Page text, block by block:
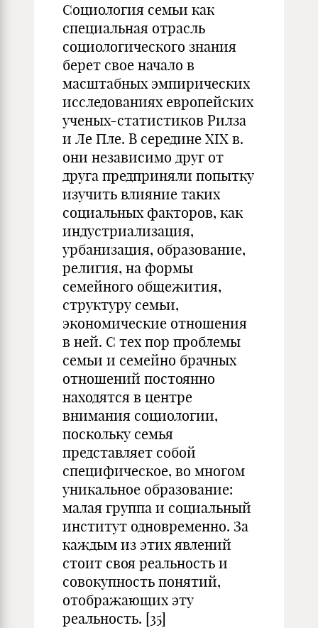
Социология семьи как
специальная отрасль
социологического знания
берет свое начало в
масштабных эмпирических
исследованиях европейских
ученых-статистиков Рилза
и Ле Пле. В середине XIX в.
они независимо друг от
друга предприняли попытку
изучить влияние таких
социальных факторов, как
индустриализация,
урбанизация, образование,
религия, на формы
семейного общежития,
структуру семьи,
экономические отношения
в ней. С тех пор проблемы
семьи и семейно брачных
отношений постоянно
находятся в центре
внимания социологии,
поскольку семья
представляет собой
специфическое, во многом
уникальное образование:
малая группа и социальный
институт одновременно. За
каждым из этих явлений
стоит своя реальность и
совокупность понятий,
отображающих эту
реальность. [35]